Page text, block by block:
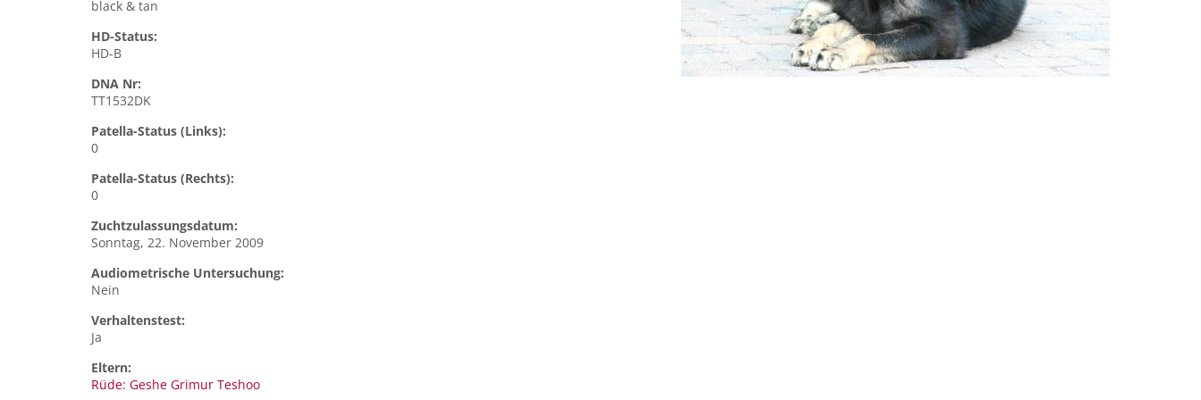
black & tan
HD-Status:
HD-B
DNA Nr:
TT1532DK
Patella-Status (Links):
0
Patella-Status (Rechts):
0
Zuchtzulassungsdatum:
Sonntag, 22. November 2009
Audiometrische Untersuchung:
Nein
Verhaltenstest:
Ja
Eltern:
Rüde: Geshe Grimur Teshoo